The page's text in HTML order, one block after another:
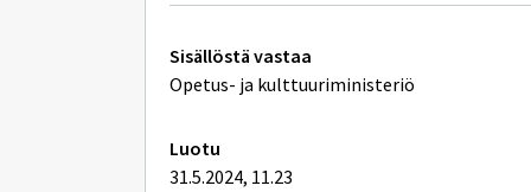
Tekniset
lisätiedot
Sisällöstä vastaa
Opetus- ja kulttuuriministeriö
Luotu
31.5.2024, 11.23